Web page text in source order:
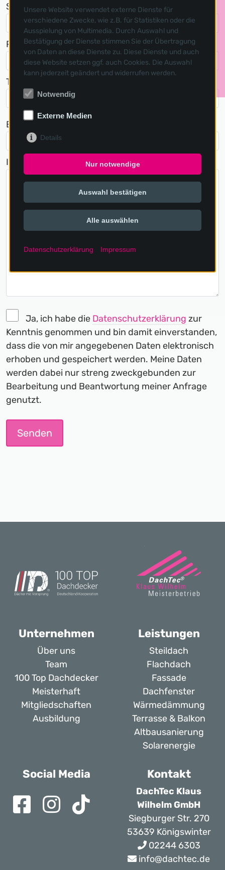
Straße (optional):
PLZ & Ort (optional):
Telefon:
E-Mail:
Ihre Nachricht:
Ja, ich habe die Datenschutzerklärung zur
Kenntnis genommen und bin damit einverstanden,
dass die von mir angegebenen Daten elektronisch
erhoben und gespeichert werden. Meine Daten
werden dabei nur streng zweckgebunden zur
Bearbeitung und Beantwortung meiner Anfrage
genutzt.
Senden
Bewirb Dich jetzt!
Unternehmen
Über uns
Team
100 Top Dachdecker
Meisterhaft
Mitgliedschaften
Ausbildung
Leistungen
Steildach
Flachdach
Fassade
Dachfenster
Wärmedämmung
Terrasse & Balkon
Altbausanierung
Solarenergie
Social Media Kontakt
DachTec Klaus
Wilhelm GmbH
Siegburger Str. 270
53639 Königswinter
02244 6303
info@dachtec.de
Unsere Website verwendet externe Dienste für
verschiedene Zwecke, wie z.B. für Statistiken oder die
Ausspielung von Multimedia. Durch Auswahl und
Bestätigung der Dienste stimmen Sie der Übertragung
von Daten an diese Dienste zu. Diese Dienste und auch
diese Website setzen ggf. auch Cookies. Die Auswahl
kann jederzeit geändert und widerrufen werden.
Notwendig
Externe Medien
Details
Nur notwendige
Auswahl bestätigen
Alle auswählen
Datenschutzerklärung Impressum